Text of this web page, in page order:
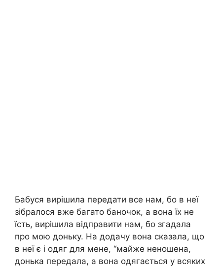
Бабуся вирішила передати все нам, бо в неї
зібралося вже багато баночок, а вона їх не
їсть, вирішила відправити нам, бо згадала
про мою доньку. На додачу вона сказала, що
в неї є і одяг для мене, “майже неношена,
донька передала, а вона одягається у всяких